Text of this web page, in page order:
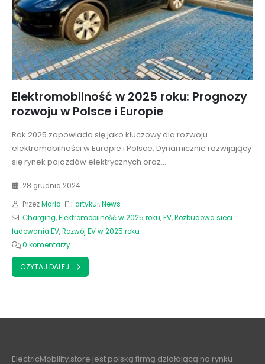
Elektromobilność w 2025 roku: Prognozy
rozwoju w Polsce i Europie
Rok 2025 zapowiada się jako kluczowy dla rozwoju
elektromobilności w Europie i Polsce. Dynamicznie rozwijający
się rynek pojazdów elektrycznych oraz...
28 grudnia 2024
PrzezMario artykuł,News
Charging,Elektromobilność w 2025 roku,EV,Rozbudowa sieci
ładowania EV,Rozwój EV w 2025 roku
0 komentarzy
CZYTAJ DALEJ...
ElectricMobility.store jest polską firmą działającą na rynku